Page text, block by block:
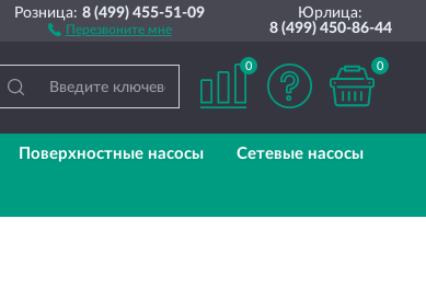
ПОЛНЫЙ АССОРТИМЕНТ БРЕНДА
Розница:8 (499) 455-51-09
Перезвоните мне
Юрлица:
8 (499) 450-86-44
0 0
Поверхностные насосы Сетевые насосы